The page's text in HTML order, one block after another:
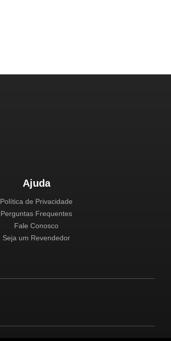
Ajuda
Política de Privacidade
Perguntas Frequentes
Fale Conosco
Seja um Revendedor